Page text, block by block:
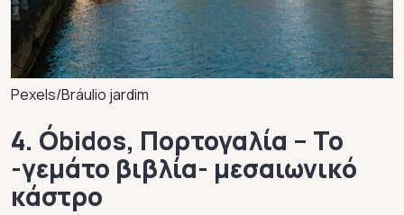
Pexels/Bráulio jardim
4. Óbidos, Πορτογαλία – Το
-γεμάτο βιβλία- μεσαιωνικό
κάστρο